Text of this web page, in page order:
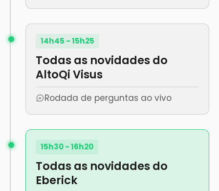
14h45 - 15h25
Todas as novidades do
AltoQi Visus
Rodada de perguntas ao vivo
15h30 - 16h20
Todas as novidades do
Eberick